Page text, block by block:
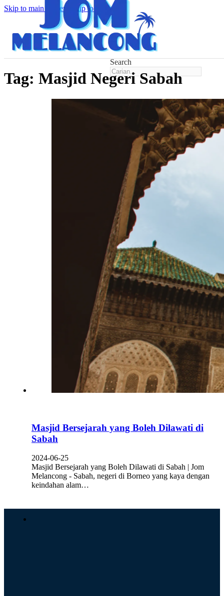
Skip to main content Skip to footer
Search
Tag: Masjid Negeri Sabah
Masjid Bersejarah yang Boleh Dilawati di
Sabah
2024-06-25
Masjid Bersejarah yang Boleh Dilawati di Sabah | Jom
Melancong - Sabah, negeri di Borneo yang kaya dengan
keindahan alam…